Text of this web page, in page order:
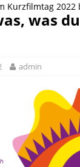
Kurzfilmtag 2022
was
admin